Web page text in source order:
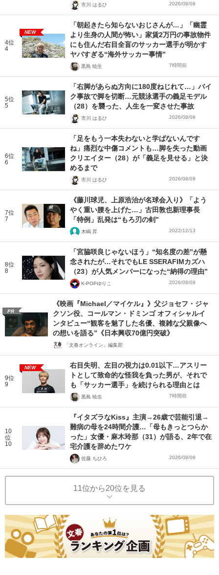
市川 はるひ 2026/08/09
4位
4
NEW
「朝起きたら知らないおじさんが…」「幽霊
より生身の人間が怖い」家賃2万円の事故物件
にも住んだ右目全盲のサッカー選手が明かす
ヤバすぎる“海外サッカー事情”
黒島 暁生 7時間前
5位
5
「右脚があらぬ方向に180度ねじれて…」バイ
ク事故で脚を切断…元競泳選手の義足モデル
（28）を襲った、人生を一変させた事故
市川 はるひ 2026/08/09
6位
6
「足をもう一本失わないと学ばないんです
ね」痛烈な中傷コメントも…脚を失った動画
クリエイター（28）が「義足を見せる」と決
めるまで
市川 はるひ 2026/08/09
7位
7
《藤川球児、上原浩治が名球会入り》「よう
やく重い腰を上げた…」古田敦也新理事長
「特例」乱発は“もろ刃の剣”
木嶋 昇 2022/12/13
8位
8
「宮脇咲良じゃないほう」“知名度の差”が懸
念されたが…それでもLE SSERAFIMカズハ
（23）が人気メンバーになった“納得の理由”
K-POPゆりこ 2026/08/09
PR
《映画『Michael／マイケル』》父ジョセフ・ジャ
クソン役、コールマン・ドミンゴ オフィシャルイ
ンタビュー“観客を魅了した名優、複雑な父親像へ
の想いを語る”《日本興収70億円突破》
「文春オンライン」編集部
9位
9
NEW
右目失明、左目の視力は0.01以下…アスリー
トとして致命的な怪我を負った男が、それで
も「サッカー選手」を続けられる理由とは
黒島 暁生 7時間前
10
位
10
『イタズラなKiss』主演→26歳で芸能引退→
難病の母を24時間介護…「母もきっとつらか
った」女優・麻木玲那（31）が語る、2年で在
宅介護を辞めたワケ
佐藤 ちひろ 2026/08/09
11位から20位を見る